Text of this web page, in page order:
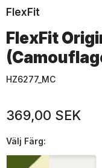
FlexFit
FlexFit
HZ6277_MC
369,00 SEK
Välj Färg: